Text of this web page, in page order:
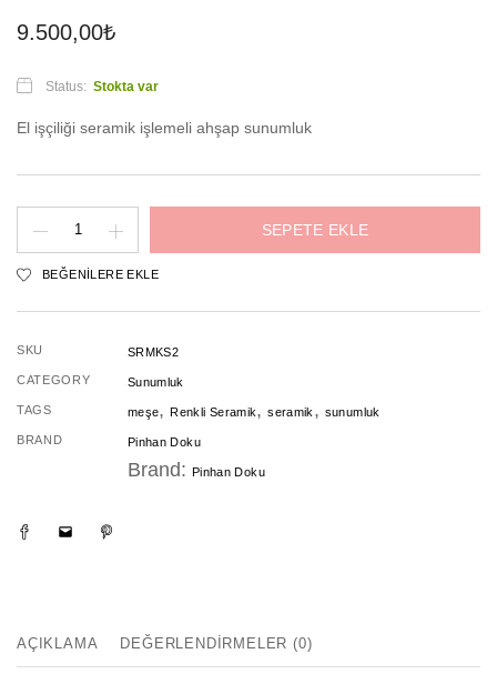
9.500,00₺
Status: Stokta var
El işçiliği seramik işlemeli ahşap sunumluk
Seramik
İşlemeli
adet
SEPETE EKLE
BEĞENILERE EKLE
SKU SRMKS2
CATEGORY Sunumluk
TAGS meşe,Renkli Seramik,seramik , sunumluk
BRAND Pinhan Doku
Brand: Pinhan Doku
AÇIKLAMA DEĞERLENDIRMELER (0)